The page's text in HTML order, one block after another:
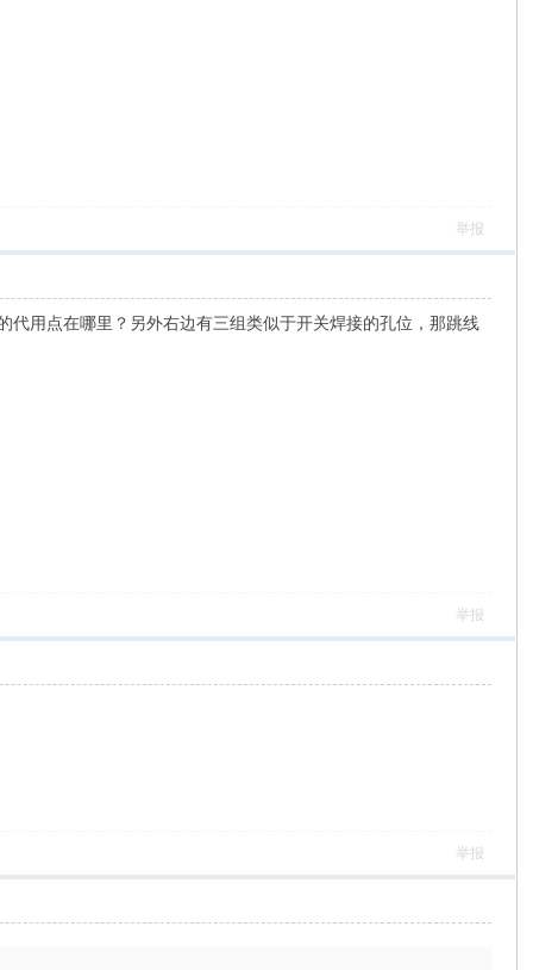
举报
用点在哪里？另外右边有三组类似于开关焊接的孔位，那跳线
举报
举报